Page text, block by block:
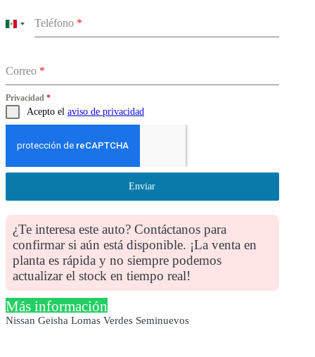
Teléfono *
Mexico
Correo *
Privacidad *
Acepto el aviso de privacidad
Enviar
¿Te interesa este auto? Contáctanos para
confirmar si aún está disponible. ¡La venta en
planta es rápida y no siempre podemos
actualizar el stock en tiempo real!
Más información
Nissan Geisha Lomas Verdes Seminuevos